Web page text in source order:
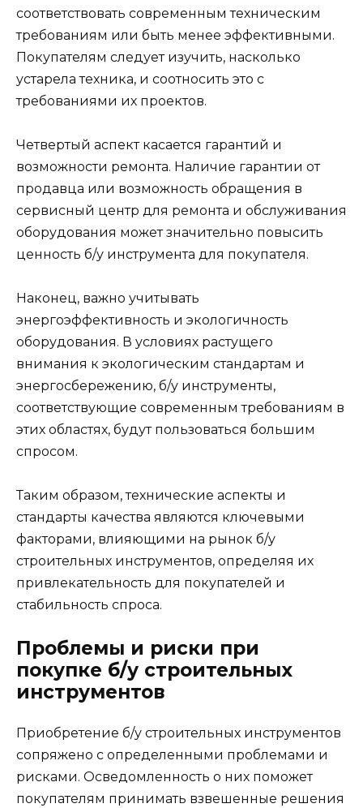
соответствовать современным техническим
требованиям или быть менее эффективными.
Покупателям следует изучить, насколько
устарела техника, и соотносить это с
требованиями их проектов.
Четвертый аспект касается гарантий и
возможности ремонта. Наличие гарантии от
продавца или возможность обращения в
сервисный центр для ремонта и обслуживания
оборудования может значительно повысить
ценность б/у инструмента для покупателя.
Наконец, важно учитывать
энергоэффективность и экологичность
оборудования. В условиях растущего
внимания к экологическим стандартам и
энергосбережению, б/у инструменты,
соответствующие современным требованиям в
этих областях, будут пользоваться большим
спросом.
Таким образом, технические аспекты и
стандарты качества являются ключевыми
факторами, влияющими на рынок б/у
строительных инструментов, определяя их
привлекательность для покупателей и
стабильность спроса.
Проблемы и риски при
покупке б/у строительных
инструментов
Приобретение б/у строительных инструментов
сопряжено с определенными проблемами и
рисками. Осведомленность о них поможет
покупателям принимать взвешенные решения